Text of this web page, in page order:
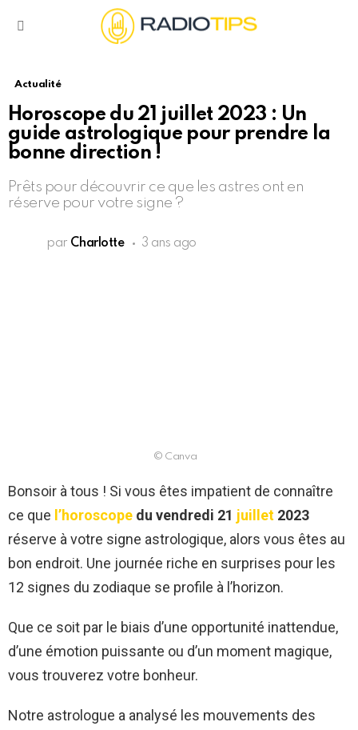
Actualité
Horoscope du 21 juillet 2023 : Un
guide astrologique pour prendre la
bonne direction !
Prêts pour découvrir ce que les astres ont en
réserve pour votre signe ?
par Charlotte 3 ans ago
© Canva
Bonsoir à tous ! Si vous êtes impatient de connaître
ce que l’horoscope du vendredi 21 juillet 2023
réserve à votre signe astrologique, alors vous êtes au
bon endroit. Une journée riche en surprises pour les
12 signes du zodiaque se profile à l’horizon.
Que ce soit par le biais d’une opportunité inattendue,
d’une émotion puissante ou d’un moment magique,
vous trouverez votre bonheur.
Notre astrologue a analysé les mouvements des